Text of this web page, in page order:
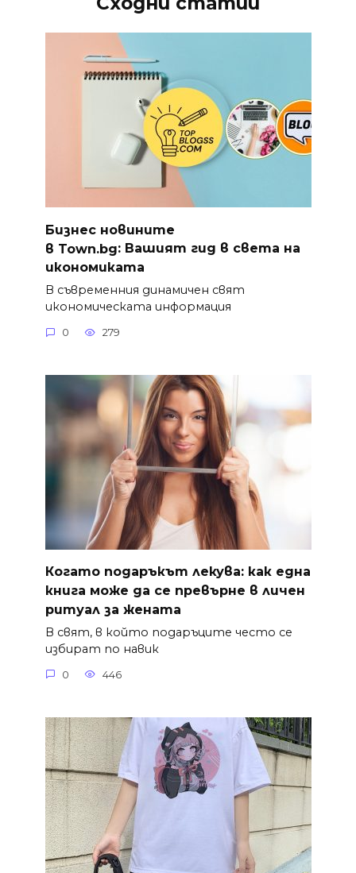
Бизнес новините
в Town.bg: Вашият гид в света на
икономиката
В съвременния динамичен свят
икономическата информация
0 279
Когато подаръкът лекува: как една
книга може да се превърне в личен
ритуал за жената
В свят, в който подаръците често се
избират по навик
0 446